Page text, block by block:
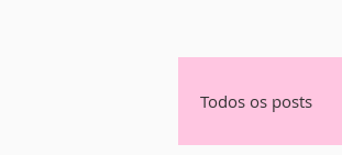
Todos os posts